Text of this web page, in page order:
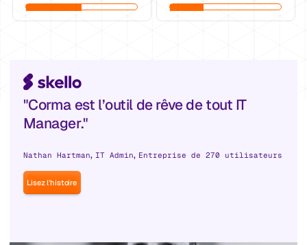
"Corma est l’outil de rêve de tout IT
Manager."
Nathan Hartman, IT Admin, Entreprise de 270 utilisateurs
Lisez l'histoire